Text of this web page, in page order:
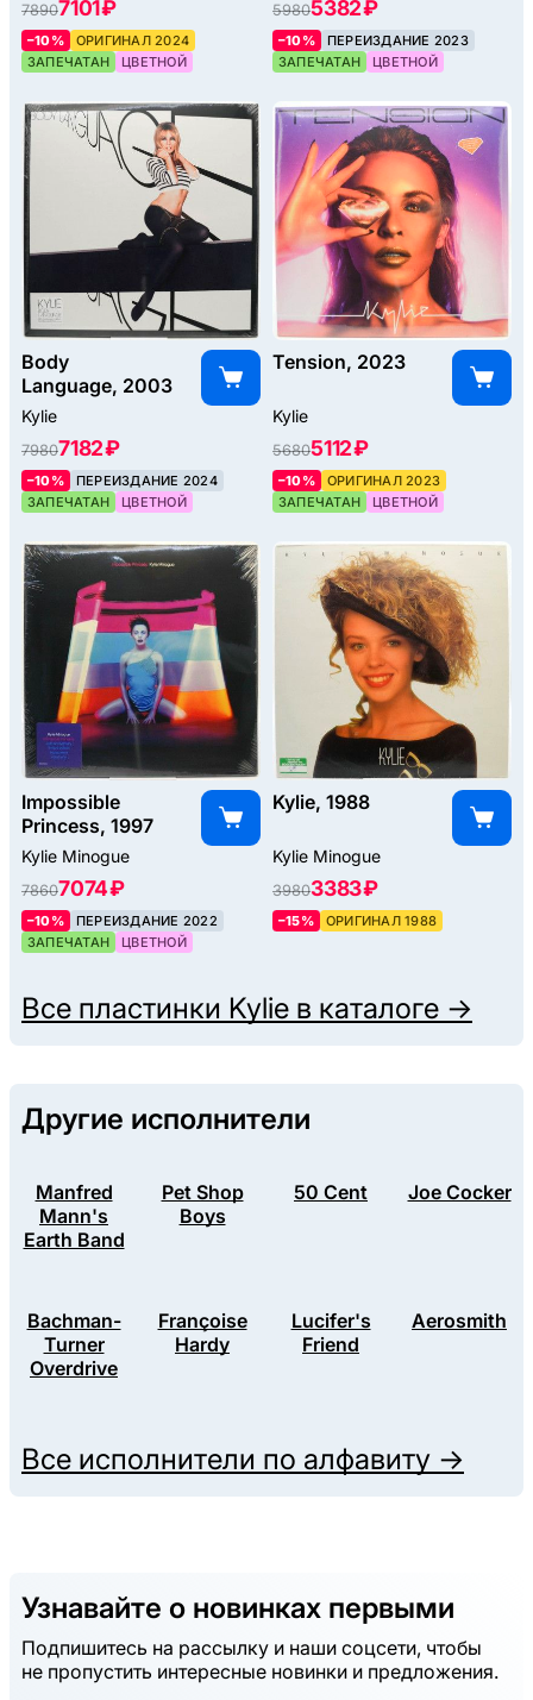
78907101 ₽
–10%
ОРИГИНАЛ 2024
ЗАПЕЧАТАН
ЦВЕТНОЙ
59805382 ₽
–10%
ПЕРЕИЗДАНИЕ 2023
ЗАПЕЧАТАН
ЦВЕТНОЙ
Body
Language, 2003
Kylie
79807182 ₽
–10%
ПЕРЕИЗДАНИЕ 2024
ЗАПЕЧАТАН
ЦВЕТНОЙ
Tension, 2023
Kylie
56805112 ₽
–10%
ОРИГИНАЛ 2023
ЗАПЕЧАТАН
ЦВЕТНОЙ
Impossible
Princess, 1997
Kylie Minogue
78607074 ₽
–10%
ПЕРЕИЗДАНИЕ 2022
ЗАПЕЧАТАН
ЦВЕТНОЙ
Kylie, 1988
Kylie Minogue
39803383 ₽
–15% ОРИГИНАЛ 1988
Все пластинки Kylie в каталоге →
Другие исполнители
Manfred
Mann's
Earth Band
Pet Shop
Boys
50 Cent Joe Cocker
Bachman-
Turner
Overdrive
Françoise
Hardy
Lucifer's
Friend
Aerosmith
Все исполнители по алфавиту →
Узнавайте о новинках первыми
Подпишитесь на рассылку и наши соцсети, чтобы
не пропустить интересные новинки и предложения.